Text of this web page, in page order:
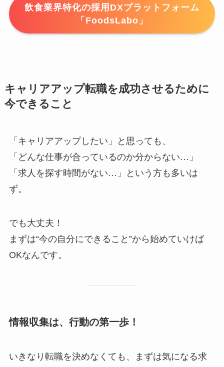
飲食業界特化の採用DXプラットフォーム
「FoodsLabo」
キャリアアップ転職を成功させるために
今できること
「キャリアアップしたい」と思っても、
「どんな仕事が合っているのか分からない…」
「求人を探す時間がない…」という方も多いは
ず。
でも大丈夫！
まずは“今の自分にできること”から始めていけば
OKなんです。
情報収集は、行動の第一歩！
いきなり転職を決めなくても、まずは気になる求